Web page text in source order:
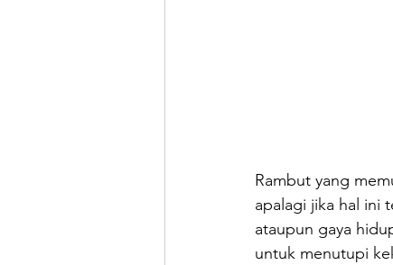
Rambut yang
apalagi jika hal ini
ataupun gaya
untuk menutupi